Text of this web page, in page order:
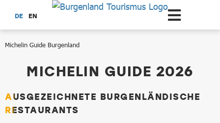
Zum Hauptinhalt springen
DE EN
Michelin Guide Burgenland
Michelin Guide Burgenland
MICHELIN GUIDE 2026
AUSGEZEICHNETE BURGENLÄNDISCHE
RESTAURANTS